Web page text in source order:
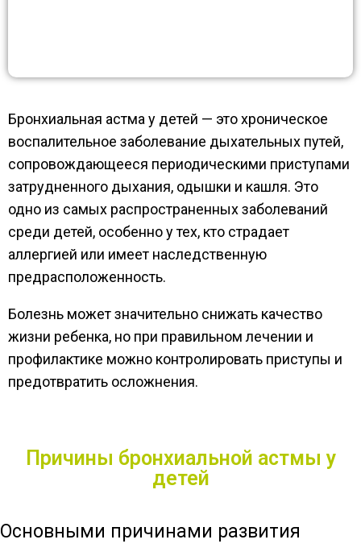
Бронхиальная астма у детей — это хроническое
воспалительное заболевание дыхательных путей,
сопровождающееся периодическими приступами
затрудненного дыхания, одышки и кашля. Это
одно из самых распространенных заболеваний
среди детей, особенно у тех, кто страдает
аллергией или имеет наследственную
предрасположенность.
Болезнь может значительно снижать качество
жизни ребенка, но при правильном лечении и
профилактике можно контролировать приступы и
предотвратить осложнения.
Причины бронхиальной астмы у
детей
Основными причинами развития